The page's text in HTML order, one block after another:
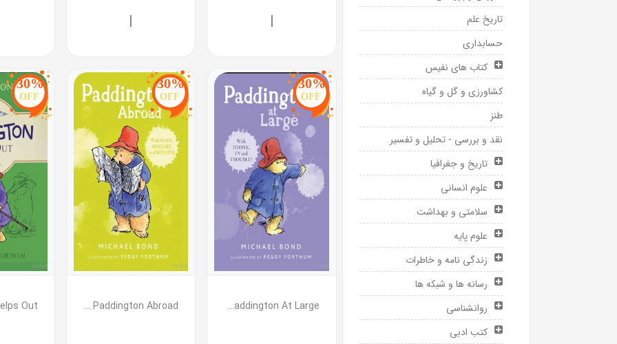
تاریخ علم
حسابداری
کتاب های نفیس
کشاورزی و گل و گیاه
طنز
نقد و بررسی - تحلیل و تفسیر
تاریخ و جغرافیا
علوم انسانی
سلامتی و بهداشت
علوم پایه
زندگی نامه و خاطرات
رسانه ها و شبکه ها
روانشناسی
کتب ادبی
|
|
30%
OFF
Paddington At Large ( پدینگتون آزاد )
30%
OFF
Paddington Abroad ( پدینگتون در خارج )
30%
OFF